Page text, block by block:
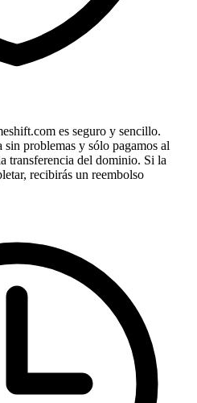
es seguro y sencillo.
sin problemas y sólo pagamos al
transferencia del dominio. Si la
recibirás un reembolso